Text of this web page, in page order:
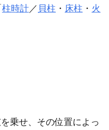
柱時計 ／ 貝柱 ・ 床柱 ・ 火
乗せ、その位置によっ